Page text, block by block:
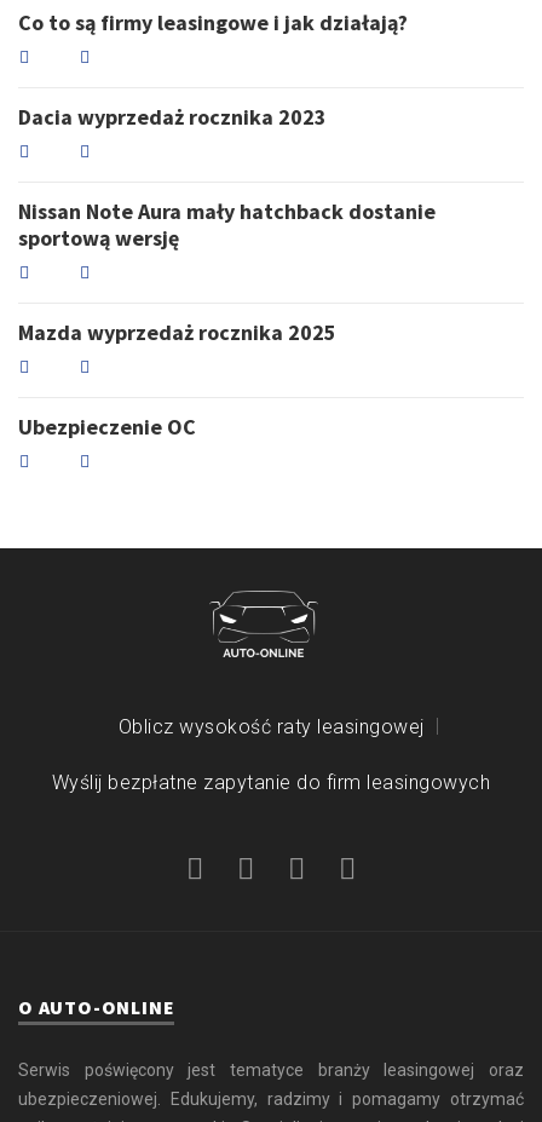
Co to są firmy leasingowe i jak działają?
Dacia wyprzedaż rocznika 2023
Nissan Note Aura mały hatchback dostanie
sportową wersję
Mazda wyprzedaż rocznika 2025
Ubezpieczenie OC
Oblicz wysokość raty leasingowej
Wyślij bezpłatne zapytanie do firm leasingowych
O AUTO-ONLINE
Serwis poświęcony jest tematyce branży leasingowej oraz
ubezpieczeniowej. Edukujemy, radzimy i pomagamy otrzymać